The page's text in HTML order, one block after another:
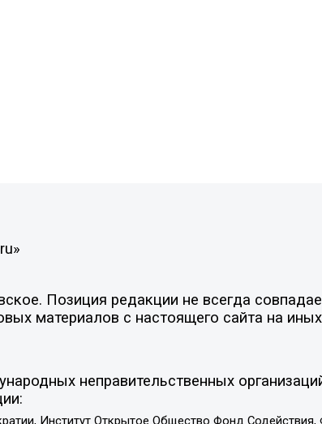
Позиция редакции не всегда
материалов с настоящего сайта на
неправительственных
Институт Открытое Общество Фонд